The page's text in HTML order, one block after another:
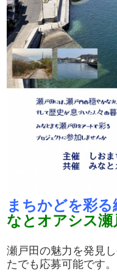
まちかどを彩る
なとオアシス瀬
瀬戸田の魅力を発見
たでも応募可能です。